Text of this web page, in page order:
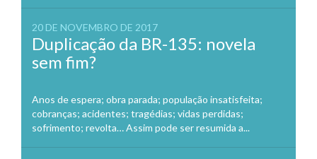
20 DE NOVEMBRO DE 2017
Duplicação da BR-135: novela
sem fim?
Anos de espera; obra parada; população insatisfeita;
cobranças; acidentes; tragédias; vidas perdidas;
sofrimento; revolta… Assim pode ser resumida a...